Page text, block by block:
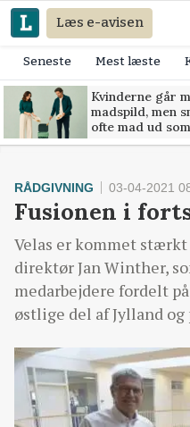
Læs e-avisen
Seneste Mest læste
Kvinderne går
madspild, men
ofte mad ud
RÅDGIVNING 03-04-2021
Fusionen i
Velas er kommet
direktør Jan Winther,
medarbejdere fordelt
østlige del af Jylland og